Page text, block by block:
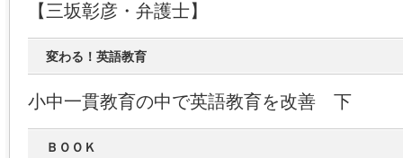
【三坂彰彦・弁護士】
変わる！英語教育
小中一貫教育の中で英語教育を改善 下
ＢＯＯＫ